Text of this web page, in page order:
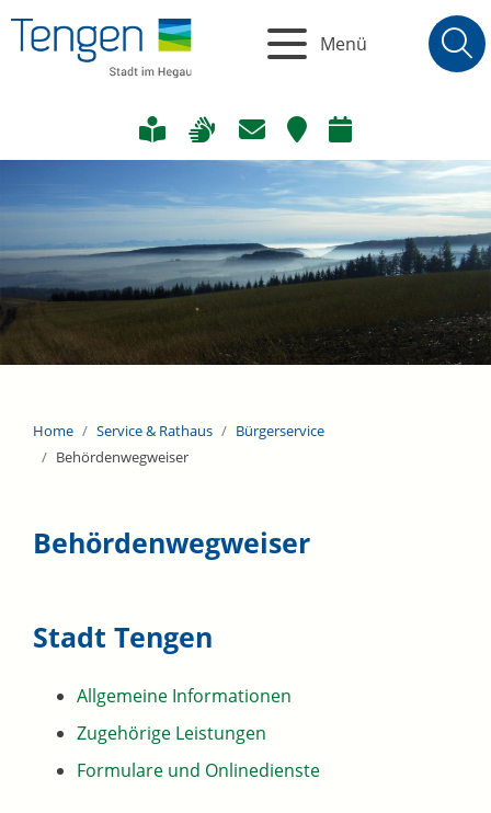
Menü
Home Service & Rathaus
Bürgerservice
Behördenwegweiser
Behördenwegweiser
Stadt Tengen
Allgemeine Informationen
Zugehörige Leistungen
Formulare und Onlinedienste